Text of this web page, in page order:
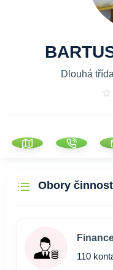
Dlouhá
Obory
110